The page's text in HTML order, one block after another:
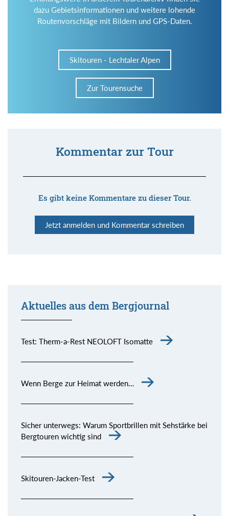
dazu Gebietsinformationen und weitere lohende
Routenvorschläge mit Bildern und GPS-Daten.
Skitouren - Lechtaler Alpen
Zur Tourensuche
Kommentar zur Tour
Es gibt keine Kommentare zu dieser Tour.
Jetzt anmelden und Kommentar schreiben
Aktuelles aus dem Bergjournal
Test: Therm-a-Rest NEOLOFT Isomatte
Wenn Berge zur Heimat werden…
Sicher unterwegs: Warum Sportbrillen mit Sehstärke bei
Bergtouren wichtig sind
Skitouren-Jacken-Test